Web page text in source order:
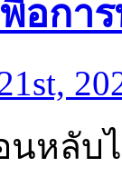
พื่อก
หลับ